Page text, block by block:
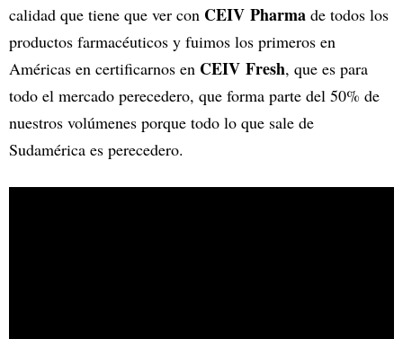
calidad que tiene que ver con CEIV Pharma de todos los
productos farmacéuticos y fuimos los primeros en
Américas en certificarnos en CEIV Fresh, que es para
todo el mercado perecedero, que forma parte del 50% de
nuestros volúmenes porque todo lo que sale de
Sudamérica es perecedero.